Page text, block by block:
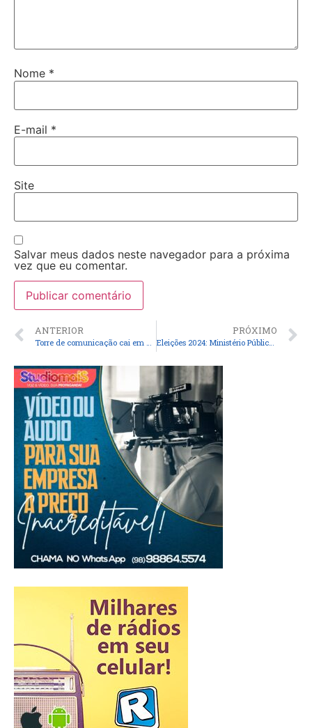
Nome *
E-mail *
Site
Salvar meus dados neste navegador para a próxima
vez que eu comentar.
ANTERIOR PRÓXIMO
Eleições 2024: Ministério Público Eleitoral do MA deverá investigar denúncias de compra de voto em Nova Olinda